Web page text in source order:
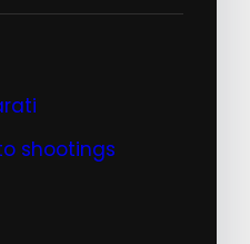
shootings